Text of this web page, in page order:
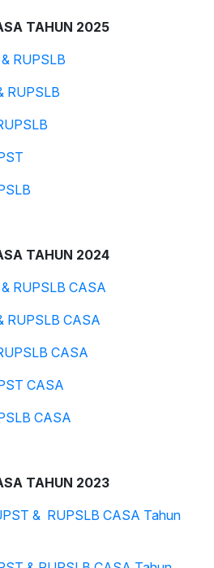
TAHUN 2025
RUPSLB
RUPSLB
TAHUN 2024
RUPSLB CASA
RUPSLB CASA
CASA
CASA
CASA
TAHUN 2023
& RUPSLB CASA Tahun